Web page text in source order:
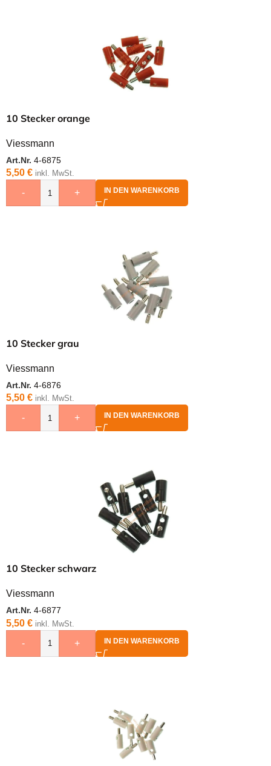
10 Stecker orange
Viessmann
Art.Nr. 4-6875
5,50 € inkl. MwSt.
- + IN DEN WARENKORB
10 Stecker grau
Viessmann
Art.Nr. 4-6876
5,50 € inkl. MwSt.
- + IN DEN WARENKORB
10 Stecker schwarz
Viessmann
Art.Nr. 4-6877
5,50 € inkl. MwSt.
- + IN DEN WARENKORB